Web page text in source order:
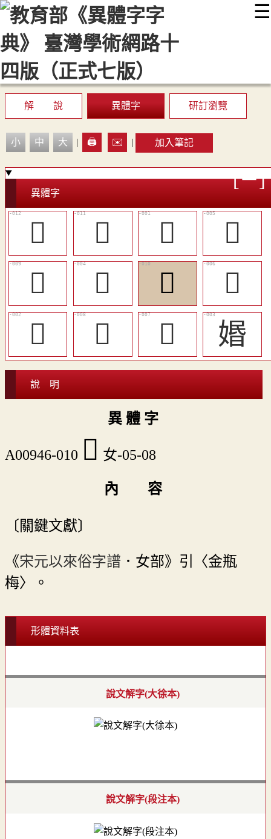
☰
::: 最新消息 常見問題 編輯說明
顯示模式
網站導覽
解 說 異體字 研訂瀏覽
小 中 大 | 🖨️ ✉️ | 加入筆記
異體字
󱓪 󱓩 𡕽
𡖀
󱓧
𡕼 󱓨
󱓤
𡝪
󱓦 󱓥 㛰
說 明
異 體 字
A00946-010 󱓨 女-05-08
內 容
〔關鍵文獻〕
《宋元以來俗字譜 ．女部》引〈金瓶
梅〉。
形體資料表
說文解字(大徐本)
說文解字(段注本)